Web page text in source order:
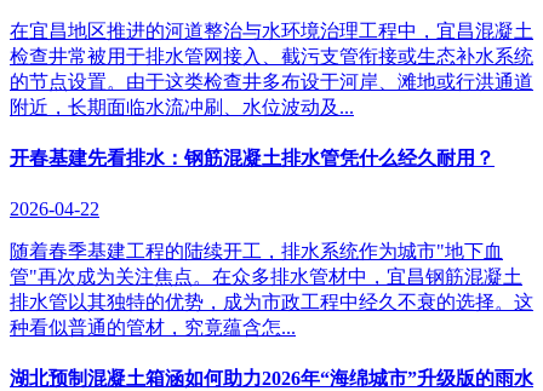
在宜昌地区推进的河道整治与水环境治理工程中，宜昌混凝土
检查井常被用于排水管网接入、截污支管衔接或生态补水系统
的节点设置。由于这类检查井多布设于河岸、滩地或行洪通道
附近，长期面临水流冲刷、水位波动及...
开春基建先看排水：钢筋混凝土排水管凭什么经久耐用？
2026-04-22
随着春季基建工程的陆续开工，排水系统作为城市"地下血
管"再次成为关注焦点。在众多排水管材中，宜昌钢筋混凝土
排水管以其独特的优势，成为市政工程中经久不衰的选择。这
种看似普通的管材，究竟蕴含怎...
湖北预制混凝土箱涵如何助力2026年“海绵城市”升级版的雨水